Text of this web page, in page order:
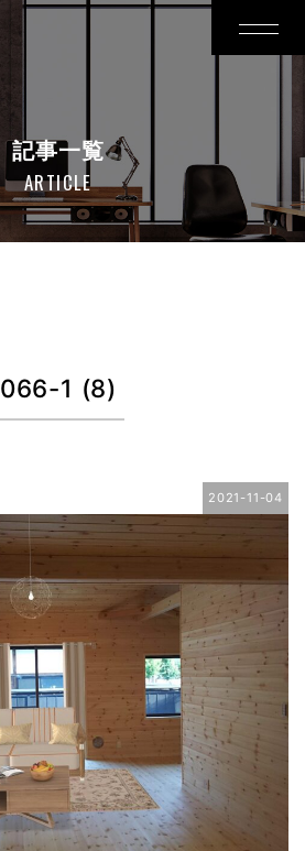
記事一覧
ARTICLE
066-1 (8)
2021-11-04